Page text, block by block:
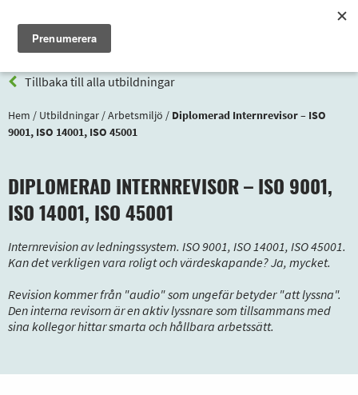
Meny
Tillbaka till alla utbildningar
Hem / Utbildningar /Arbetsmiljö / Diplomerad Internrevisor – ISO
9001, ISO 14001, ISO 45001
DIPLOMERAD INTERNREVISOR – ISO 9001,
ISO 14001, ISO 45001
Internrevision av ledningssystem. ISO 9001, ISO 14001, ISO 45001.
Kan det verkligen vara roligt och värdeskapande? Ja, mycket.
Revision kommer från "audio" som ungefär betyder "att lyssna".
Den interna revisorn är en aktiv lyssnare som tillsammans med
sina kollegor hittar smarta och hållbara arbetssätt.